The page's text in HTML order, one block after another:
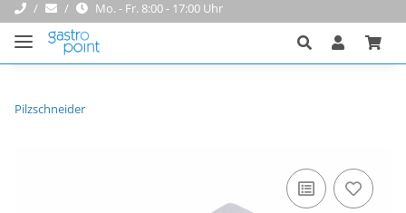
Mo. - Fr. 8:00 - 17:00 Uhr
Pilzschneider